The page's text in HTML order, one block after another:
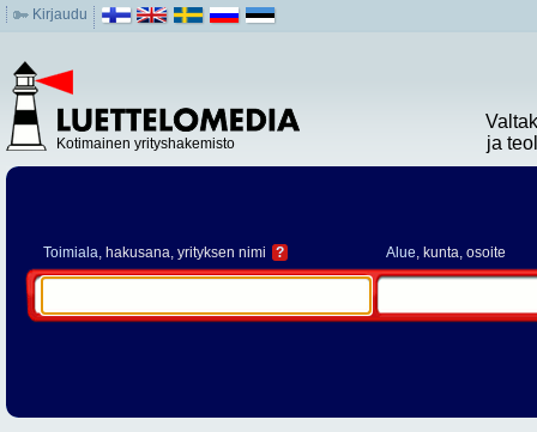
Kirjaudu
Kotimainen yrityshakemisto
ja
Toimiala, hakusana, yrityksen nimi ? Alue, kunta, osoite